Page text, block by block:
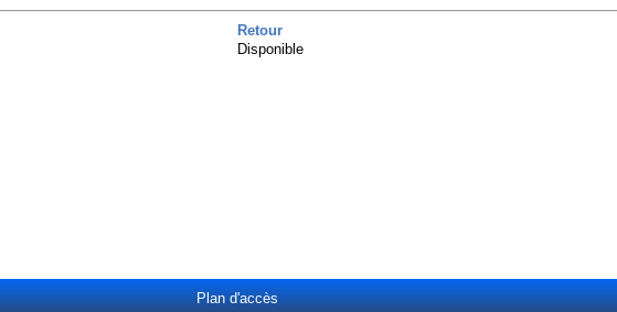
Retour
Disponible
Plan d'accès